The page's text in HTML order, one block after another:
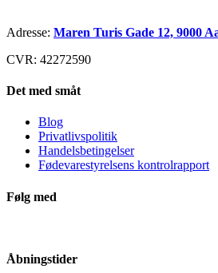
Adresse: Maren Turis Gade 12, 9000
CVR: 42272590
Det med småt
Blog
Privatlivspolitik
Handelsbetingelser
Fødevarestyrelsens kontrolrapport
Følg med
Åbningstider